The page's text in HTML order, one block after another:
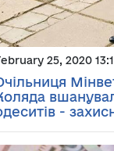
25, 2020
-